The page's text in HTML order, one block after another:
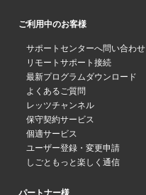
ご利用中のお客様
サポートセンターへ問い合わせ
リモートサポート接続
最新プログラムダウンロード
よくあるご質問
レッツチャンネル
保守契約サービス
個適サービス
ユーザー登録・変更申請
しごともっと楽しく通信